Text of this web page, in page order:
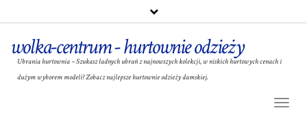
wolka-centrum - hurtownie odzieży
Ubrania hurtownia – Szukasz ładnych ubrań z najnowszych kolekcji, w niskich hurtowych cenach i
dużym wyborem modeli? Zobacz najlepsze hurtownie odzieży damskiej.